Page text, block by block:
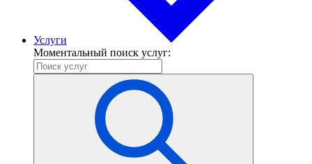
Услуги
Моментальный поиск услуг: